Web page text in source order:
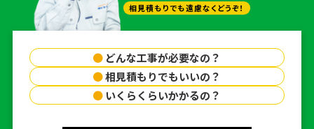
相見積もりでも遠慮なくどうぞ！
● どんな工事が必要なの？
●相見積もりでもいいの？
● いくらくらいかかるの？